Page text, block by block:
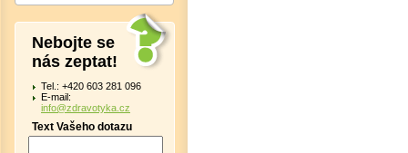
Nebojte se
nás zeptat!
Tel.: +420 603 281 096
E-mail:
info@zdravotyka.cz
Text Vašeho dotazu